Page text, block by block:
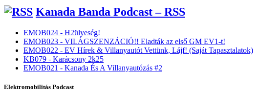
Kanada Banda Podcast – RSS
EMOB024 - H2ülyeség!
EMOB023 - VILÁGSZENZÁCIÓ!! Eladták az első GM EV1-t!
EMOB022 - EV Hírek & Villanyautót Vettünk, Lájf! (Saját Tapasztalatok)
KB079 - Karácsony 2k25
EMOB021 - Kanada És A Villanyautózás #2
Elektromobilitás Podcast